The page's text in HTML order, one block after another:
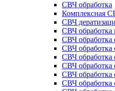
СВЧ обработка
Комплексная
СВЧ
СВЧ обработка
СВЧ обработка
СВЧ обработка
СВЧ обработка
СВЧ обработка
СВЧ обработка
СВЧ обработка